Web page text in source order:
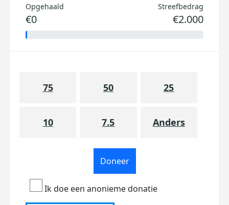
Opgehaald
€0
Streefbedrag
€2.000
75 50 25
10 7.5 Anders
Doneer
Ik doe een anonieme donatie